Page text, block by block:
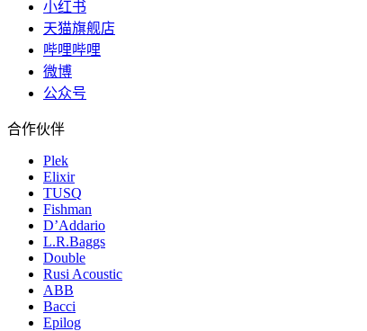
小红书
天猫旗舰店
哔哩哔哩
微博
公众号
合作伙伴
Plek
Elixir
TUSQ
Fishman
D’Addario
L.R.Baggs
Double
Rusi Acoustic
ABB
Bacci
Epilog